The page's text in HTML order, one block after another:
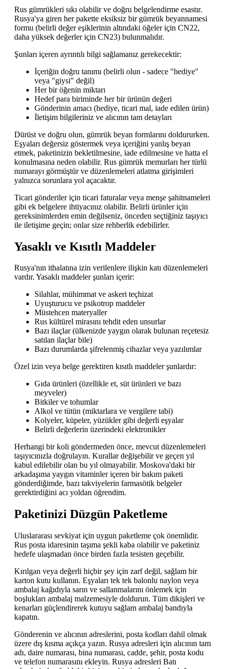
Rus gümrükleri sıkı olabilir ve doğru belgelendirme esastır.
Rusya'ya giren her pakette eksiksiz bir gümrük beyannamesi
formu (belirli değer eşiklerinin altındaki öğeler için CN22,
daha yüksek değerler için CN23) bulunmalıdır.
Şunları içeren ayrıntılı bilgi sağlamanız gerekecektir:
İçeriğin doğru tanımı (belirli olun - sadece "hediye"
veya "giysi" değil)
Her bir öğenin miktarı
Hedef para biriminde her bir ürünün değeri
Gönderinin amacı (hediye, ticari mal, iade edilen ürün)
İletişim bilgileriniz ve alıcının tam detayları
Dürüst ve doğru olun, gümrük beyan formlarını doldururken.
Eşyaları değersiz göstermek veya içeriğini yanlış beyan
etmek, paketinizin bekletilmesine, iade edilmesine ve hatta el
konulmasına neden olabilir. Rus gümrük memurları her türlü
numarayı görmüştür ve düzenlemeleri atlatma girişimleri
yalnızca sorunlara yol açacaktır.
Ticari gönderiler için ticari faturalar veya menşe şahitnameleri
gibi ek belgelere ihtiyacınız olabilir. Belirli ürünler için
gereksinimlerden emin değilseniz, önceden seçtiğiniz taşıyıcı
ile iletişime geçin; onlar size rehberlik edebilirler.
Yasaklı ve Kısıtlı Maddeler
Rusya'nın ithalatına izin verilenlere ilişkin katı düzenlemeleri
vardır. Yasaklı maddeler şunları içerir:
Silahlar, mühimmat ve askeri teçhizat
Uyuşturucu ve psikotrop maddeler
Müstehcen materyaller
Rus kültürel mirasını tehdit eden unsurlar
Bazı ilaçlar (ülkenizde yaygın olarak bulunan reçetesiz
satılan ilaçlar bile)
Bazı durumlarda şifrelenmiş cihazlar veya yazılımlar
Özel izin veya belge gerektiren kısıtlı maddeler şunlardır:
Gıda ürünleri (özellikle et, süt ürünleri ve bazı
meyveler)
Bitkiler ve tohumlar
Alkol ve tütün (miktarlara ve vergilere tabi)
Kolyeler, küpeler, yüzükler gibi değerli eşyalar
Belirli değerlerin üzerindeki elektronikler
Herhangi bir koli göndermeden önce, mevcut düzenlemeleri
taşıyıcınızla doğrulayın. Kurallar değişebilir ve geçen yıl
kabul edilebilir olan bu yıl olmayabilir. Moskova'daki bir
arkadaşıma yaygın vitaminler içeren bir bakım paketi
gönderdiğimde, bazı takviyelerin farmasötik belgeler
gerektirdiğini acı yoldan öğrendim.
Paketinizi Düzgün Paketleme
Uluslararası sevkiyat için uygun paketleme çok önemlidir.
Rus posta idaresinin taşıma şekli kaba olabilir ve paketiniz
hedefe ulaşmadan önce birden fazla tesisten geçebilir.
Kırılgan veya değerli hiçbir şey için zarf değil, sağlam bir
karton kutu kullanın. Eşyaları tek tek balonlu naylon veya
ambalaj kağıdıyla sarın ve sallanmalarını önlemek için
boşlukları ambalaj malzemesiyle doldurun. Tüm dikişleri ve
kenarları güçlendirerek kutuyu sağlam ambalaj bandıyla
kapatın.
Gönderenin ve alıcının adreslerini, posta kodları dahil olmak
üzere dış kısma açıkça yazın. Rusya adresleri için alıcının tam
adı, daire numarası, bina numarası, cadde, şehir, posta kodu
ve telefon numarasını ekleyin. Rusya adresleri Batı